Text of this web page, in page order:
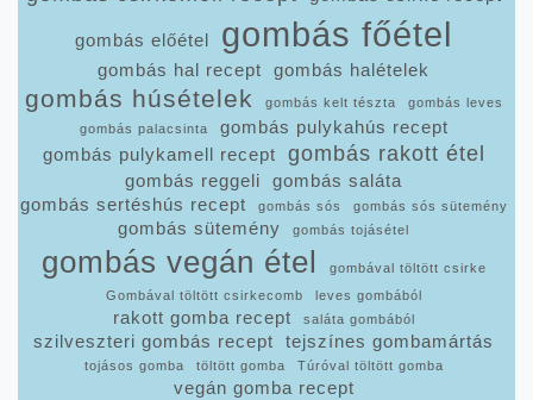
gombás előétel gombás főétel
gombás hal recept gombás halételek
gombás húsételek gombás kelt tészta
gombás leves
gombás palacsinta
gombás pulykahús recept
gombás pulykamell recept
gombás rakott étel
gombás reggeli
gombás saláta
gombás sertéshús recept
gombás sós gombás sós sütemény
gombás sütemény gombás tojásétel
gombás vegán étel
gombával töltött csirke
Gombával töltött csirkecomb
leves gombából
rakott gomba recept saláta gombából
szilveszteri gombás recept tejszínes gombamártás
tojásos gomba töltött gomba Túróval töltött gomba
vegán gomba recept